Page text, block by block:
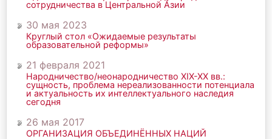
сотрудничества в Центральной Азии
30 мая 2023
Круглый стол «Ожидаемые результаты
образовательной реформы»
21 февраля 2021
Народничество/неонародничество ХIХ-ХХ вв.:
сущность, проблема нереализованности потенциала
и актуальность их интеллектуального наследия
сегодня
26 мая 2017
ОРГАНИЗАЦИЯ ОБЪЕДИНЁННЫХ НАЦИЙ